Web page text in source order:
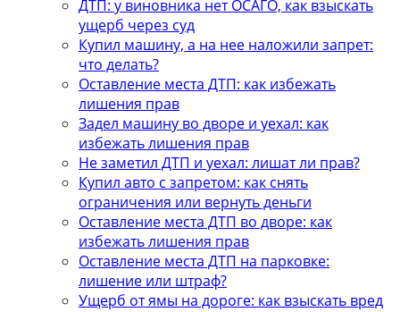
ДТП: у виновника нет ОСАГО, как взыскать
ущерб через суд
Купил машину, а на нее наложили запрет:
что делать?
Оставление места ДТП: как избежать
лишения прав
Задел машину во дворе и уехал: как
избежать лишения прав
Не заметил ДТП и уехал: лишат ли прав?
Купил авто с запретом: как снять
ограничения или вернуть деньги
Оставление места ДТП во дворе: как
избежать лишения прав
Оставление места ДТП на парковке:
лишение или штраф?
Ущерб от ямы на дороге: как взыскать вред